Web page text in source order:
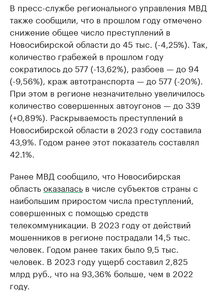
В пресс-службе регионального управления МВД
также сообщили, что в прошлом году отмечено
снижение общее число преступлений в
Новосибирской области до 45 тыс. (-4,25%). Так,
количество грабежей в прошлом году
сократилось до 577 (-13,62%), разбоев — до 94
(-9,56%), краж автотранспорта — до 577 (-20%).
При этом в регионе незначительно увеличилось
количество совершенных автоугонов — до 339
(+0,89%). Раскрываемость преступлений в
Новосибирской области в 2023 году составила
43,9%. Годом ранее этот показатель составлял
42.1%.
Ранее МВД сообщило, что Новосибирская
областьоказалась в числе субъектов страны с
наибольшим приростом числа преступлений,
совершенных с помощью средств
телекоммуникации. В 2023 году от действий
мошенников в регионе пострадали 14,5 тыс.
человек. Годом ранее таких было 9,5 тыс.
человек. В 2023 году ущерб составил 2,825
млрд руб., что на 93,36% больше, чем в 2022
году.